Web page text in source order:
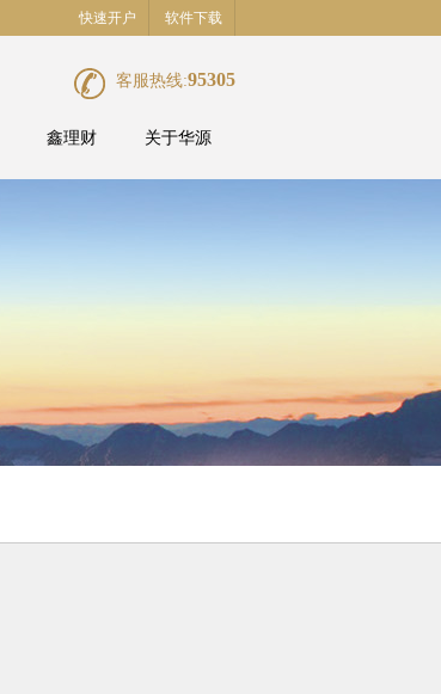
快速开户 软件下载
客服热线:95305
鑫理财 关于华源